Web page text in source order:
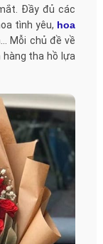
Đầy đủ các
tình yêu, hoa
Mỗi chủ đề về
hàng tha hồ lựa